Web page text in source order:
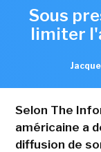
Sous
limiter
Selon The
américaine a
diffusion de